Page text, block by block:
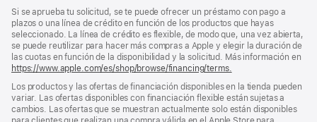
Si se aprueba tu solicitud, se te puede ofrecer un préstamo con pago a
plazos o una línea de crédito en función de los productos que hayas
seleccionado. La línea de crédito es flexible, de modo que, una vez abierta,
se puede reutilizar para hacer más compras a Apple y elegir la duración de
las cuotas en función de la disponibilidad y la solicitud. Más información en
https://www.apple.com/es/shop/browse/financing/terms.
Los productos y las ofertas de financiación disponibles en la tienda pueden
variar. Las ofertas disponibles con financiación flexible están sujetas a
cambios. Las ofertas que se muestran actualmente solo están disponibles